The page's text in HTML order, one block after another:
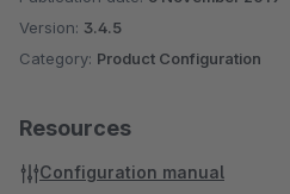
Version: 3.4.5
Category: Product Configuration
Resources
Configuration manual